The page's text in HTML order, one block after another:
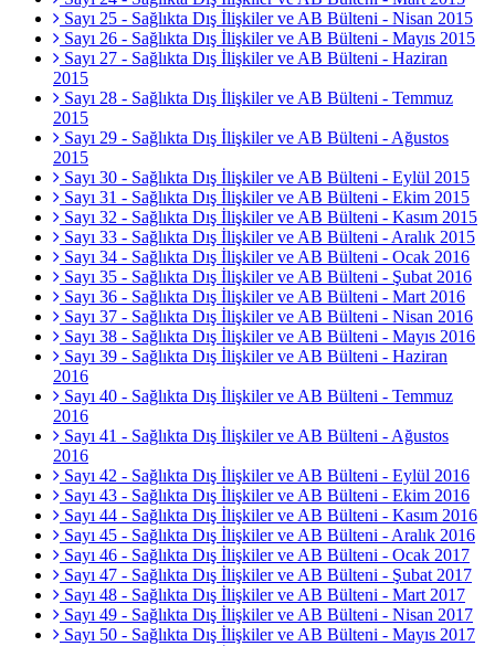
Sayı 25 - Sağlıkta Dış İlişkiler ve AB Bülteni - Nisan 2015
Sayı 26 - Sağlıkta Dış İlişkiler ve AB Bülteni - Mayıs 2015
Sayı 27 - Sağlıkta Dış İlişkiler ve AB Bülteni - Haziran
2015
Sayı 28 - Sağlıkta Dış İlişkiler ve AB Bülteni - Temmuz
2015
Sayı 29 - Sağlıkta Dış İlişkiler ve AB Bülteni - Ağustos
2015
Sayı 30 - Sağlıkta Dış İlişkiler ve AB Bülteni - Eylül 2015
Sayı 31 - Sağlıkta Dış İlişkiler ve AB Bülteni - Ekim 2015
Sayı 32 - Sağlıkta Dış İlişkiler ve AB Bülteni - Kasım 2015
Sayı 33 - Sağlıkta Dış İlişkiler ve AB Bülteni - Aralık 2015
Sayı 34 - Sağlıkta Dış İlişkiler ve AB Bülteni - Ocak 2016
Sayı 35 - Sağlıkta Dış İlişkiler ve AB Bülteni - Şubat 2016
Sayı 36 - Sağlıkta Dış İlişkiler ve AB Bülteni - Mart 2016
Sayı 37 - Sağlıkta Dış İlişkiler ve AB Bülteni - Nisan 2016
Sayı 38 - Sağlıkta Dış İlişkiler ve AB Bülteni - Mayıs 2016
Sayı 39 - Sağlıkta Dış İlişkiler ve AB Bülteni - Haziran
2016
Sayı 40 - Sağlıkta Dış İlişkiler ve AB Bülteni - Temmuz
2016
Sayı 41 - Sağlıkta Dış İlişkiler ve AB Bülteni - Ağustos
2016
Sayı 42 - Sağlıkta Dış İlişkiler ve AB Bülteni - Eylül 2016
Sayı 43 - Sağlıkta Dış İlişkiler ve AB Bülteni - Ekim 2016
Sayı 44 - Sağlıkta Dış İlişkiler ve AB Bülteni - Kasım 2016
Sayı 45 - Sağlıkta Dış İlişkiler ve AB Bülteni - Aralık 2016
Sayı 46 - Sağlıkta Dış İlişkiler ve AB Bülteni - Ocak 2017
Sayı 47 - Sağlıkta Dış İlişkiler ve AB Bülteni - Şubat 2017
Sayı 48 - Sağlıkta Dış İlişkiler ve AB Bülteni - Mart 2017
Sayı 49 - Sağlıkta Dış İlişkiler ve AB Bülteni - Nisan 2017
Sayı 50 - Sağlıkta Dış İlişkiler ve AB Bülteni - Mayıs 2017